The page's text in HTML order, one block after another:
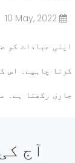
10 May, 2022
اپنی عبادات کو
کرنا چاہیے۔ اس
جاری رکھنا ہے۔
آج